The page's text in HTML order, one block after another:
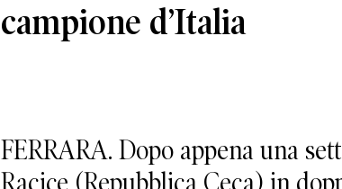
campione d’Italia
FERRARA. Dopo appena una
Racice (Repubblica Ceca) in